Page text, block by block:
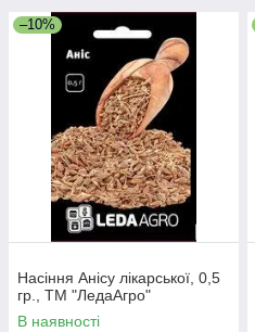
–10%
Насіння Анісу лікарської, 0,5
гр., ТМ "ЛедаАгро"
В наявності